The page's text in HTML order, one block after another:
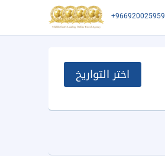
+966920025959
اختر التواريخ